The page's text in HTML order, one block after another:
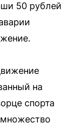
50 рублей
на
спорта